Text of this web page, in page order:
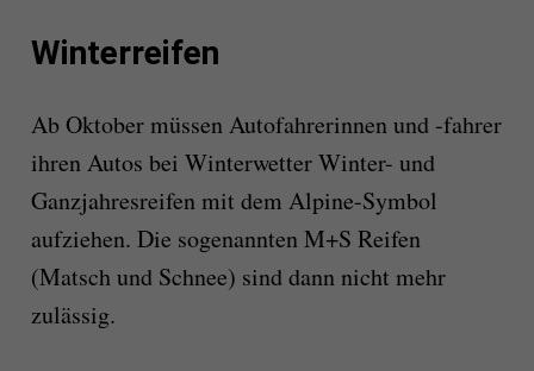
Winterreifen
Ab Oktober müssen Autofahrerinnen und -fahrer
ihren Autos bei Winterwetter Winter- und
Ganzjahresreifen mit dem Alpine-Symbol
aufziehen. Die sogenannten M+S Reifen
(Matsch und Schnee) sind dann nicht mehr
zulässig.